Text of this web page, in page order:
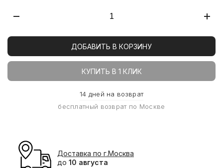
ДОБАВИТЬ В КОРЗИНУ
КУПИТЬ В 1 КЛИК
14 дней на возврат
бесплатный возврат по Москве
Доставка по г.Москва
до 10 августа